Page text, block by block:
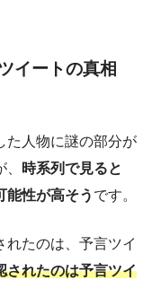
イートの真相
た人物に謎の部分が
時系列で見ると
能性が高そう です。
れたのは、予言ツイ
されたのは予言ツイ